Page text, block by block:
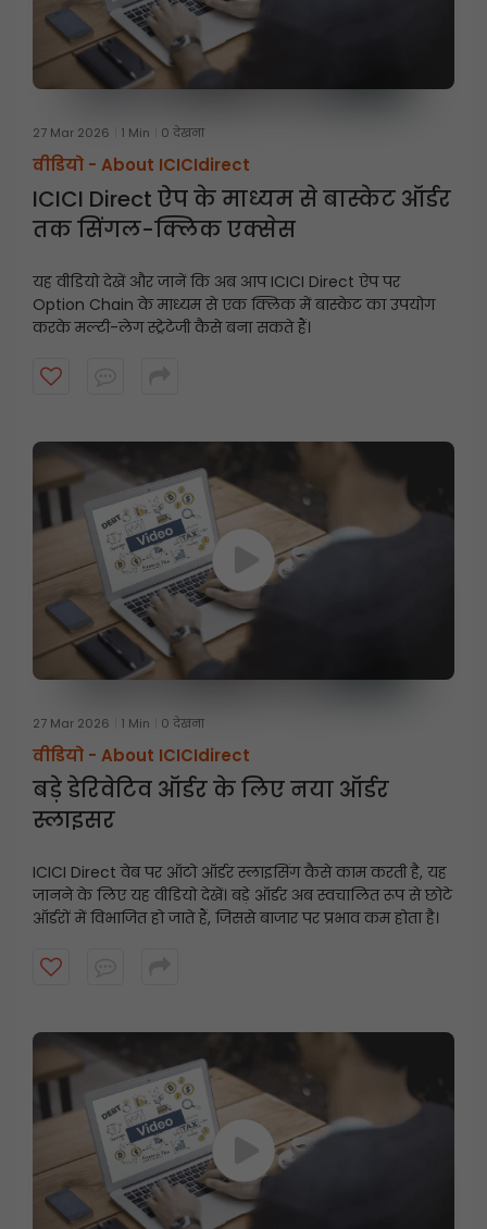
27 Mar 2026 1 Min 0 देखना
वीडियो - About ICICIdirect
ICICI Direct ऐप के माध्यम से बास्केट ऑर्डर
तक सिंगल-क्लिक एक्सेस
यह वीडियो देखें और जानें कि अब आप ICICI Direct ऐप पर
Option Chain के माध्यम से एक क्लिक में बास्केट का उपयोग
करके मल्टी-लेग स्ट्रेटेजी कैसे बना सकते हैं।
27 Mar 2026 1 Min 0 देखना
वीडियो - About ICICIdirect
बड़े डेरिवेटिव ऑर्डर के लिए नया ऑर्डर
स्लाइसर
ICICI Direct वेब पर ऑटो ऑर्डर स्लाइसिंग कैसे काम करती है, यह
जानने के लिए यह वीडियो देखें। बड़े ऑर्डर अब स्वचालित रूप से छोटे
ऑर्डरों में विभाजित हो जाते हैं, जिससे बाजार पर प्रभाव कम होता है।